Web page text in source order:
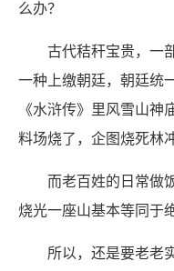
么办？
古代秸秆宝贵，一
一种上缴朝廷，朝廷统
《水浒传》里风雪山
料场烧了，企图烧死林
而老百姓的日常做
烧光一座山基本等同于
所以，还是要老老